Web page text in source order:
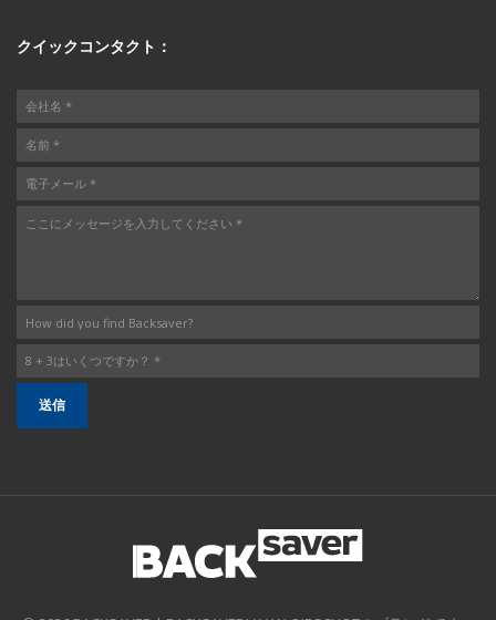
クイックコンタクト：